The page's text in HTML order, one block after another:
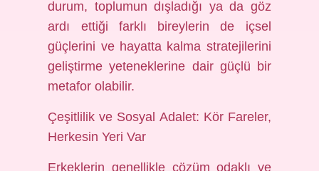
durum, toplumun dışladığı ya da göz
ardı ettiği farklı bireylerin de içsel
güçlerini ve hayatta kalma stratejilerini
geliştirme yeteneklerine dair güçlü bir
metafor olabilir.
Çeşitlilik ve Sosyal Adalet: Kör Fareler,
Herkesin Yeri Var
Erkeklerin genellikle çözüm odaklı ve